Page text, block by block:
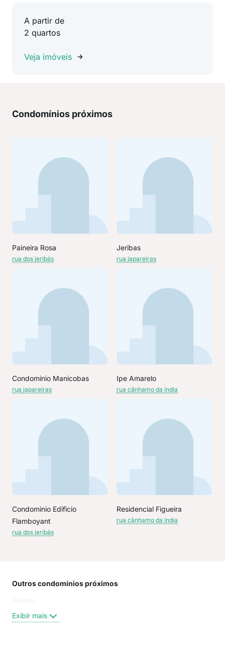
A partir de
2 quartos
Veja imóveis
Condomínios próximos
Paineira Rosa
rua dos jeribás
Jeribas
rua japareiras
Condominio Manicobas
rua japareiras
Ipe Amarelo
rua cânhamo da índia
Condominio Edificio
Flamboyant
rua dos jeribás
Residencial Figueira
rua cânhamo da índia
Outros condomínios próximos
Acacias
Exibir mais